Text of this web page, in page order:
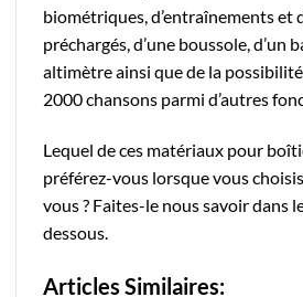
biométriques, d’entraînements et
préchargés, d’une boussole, d’un
altimètre ainsi que de la
2000 chansons parmi d’autres
Lequel de ces matériaux pour
préférez-vous lorsque vous
vous ? Faites-le nous savoir dans
dessous.
Articles Similaires: